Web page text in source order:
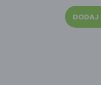
DODAJ